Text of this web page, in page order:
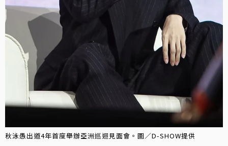
秋泳愚出道4年首度舉辦亞洲巡迴見面會。圖／D-SHOW提供